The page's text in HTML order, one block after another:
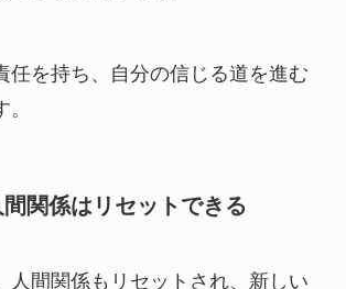
任を持ち、自分の信じる道を進む
関係はリセットできる
人間関係もリセットされ、新しい